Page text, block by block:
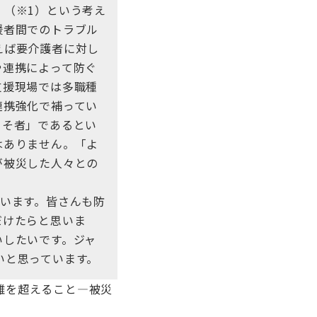
（※1）という考え
間でのトラブル
要介護者に対し
携によって防ぐ
現場では多職種
強化で補ってい
者」であるとい
りません。「よ
災した人々との
ます。皆さんも防
たらと思いま
たいです。ジャ
思っています。
超えること―被災